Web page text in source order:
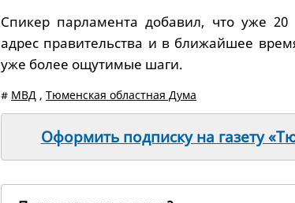
Спикер парламента добавил, что уже
адрес правительства и в ближайшее
уже более ощутимые шаги.
# МВД , Тюменская областная Дума
Оформить подписку на газету